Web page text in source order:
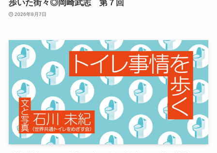
歩いた街々◎岡崎武志 第７回
2026年8月7日